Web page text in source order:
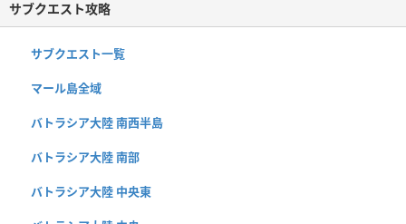
サブクエスト攻略
サブクエスト一覧
マール島全域
バトラシア大陸 南西半島
バトラシア大陸 南部
バトラシア大陸 中央東